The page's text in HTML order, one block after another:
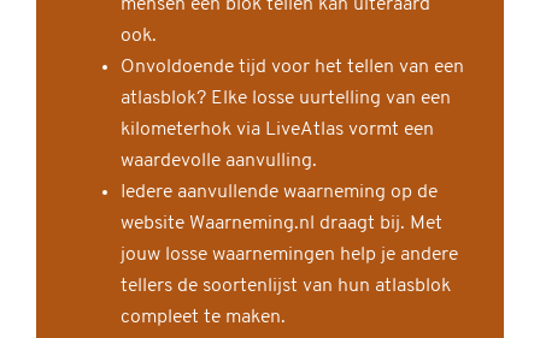
mensen één blok tellen kan uiteraard
ook.
Onvoldoende tijd voor het tellen van een
atlasblok? Elke losse uurtelling van een
kilometerhok via LiveAtlas vormt een
waardevolle aanvulling.
Iedere aanvullende waarneming op de
website Waarneming.nl draagt bij. Met
jouw losse waarnemingen help je andere
tellers de soortenlijst van hun atlasblok
compleet te maken.